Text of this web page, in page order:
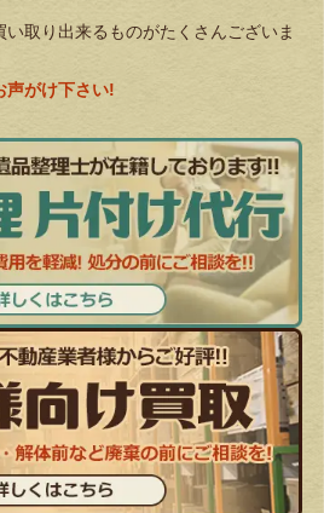
取り出来るものがたくさんございま
声がけ下さい!